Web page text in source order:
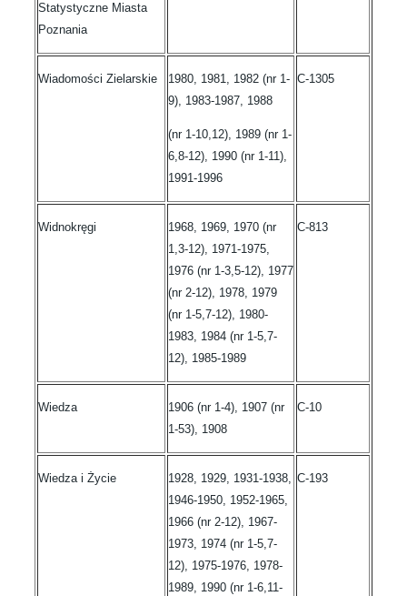
Statystyczne Miasta
Poznania
Wiadomości Zielarskie
1980, 1981, 1982 (nr 1-
9), 1983-1987, 1988
(nr 1-10,12), 1989 (nr 1-
6,8-12), 1990 (nr 1-11),
1991-1996
C-1305
Widnokręgi
1968, 1969, 1970 (nr
1,3-12), 1971-1975,
1976 (nr 1-3,5-12), 1977
(nr 2-12), 1978, 1979
(nr 1-5,7-12), 1980-
1983, 1984 (nr 1-5,7-
12), 1985-1989
C-813
Wiedza
1906 (nr 1-4), 1907 (nr
1-53), 1908
C-10
Wiedza i Życie
1928, 1929, 1931-1938,
1946-1950, 1952-1965,
1966 (nr 2-12), 1967-
1973, 1974 (nr 1-5,7-
12), 1975-1976, 1978-
1989, 1990 (nr 1-6,11-
C-193